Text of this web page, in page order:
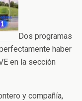
Dos programas
haber
en la sección
y compañía,